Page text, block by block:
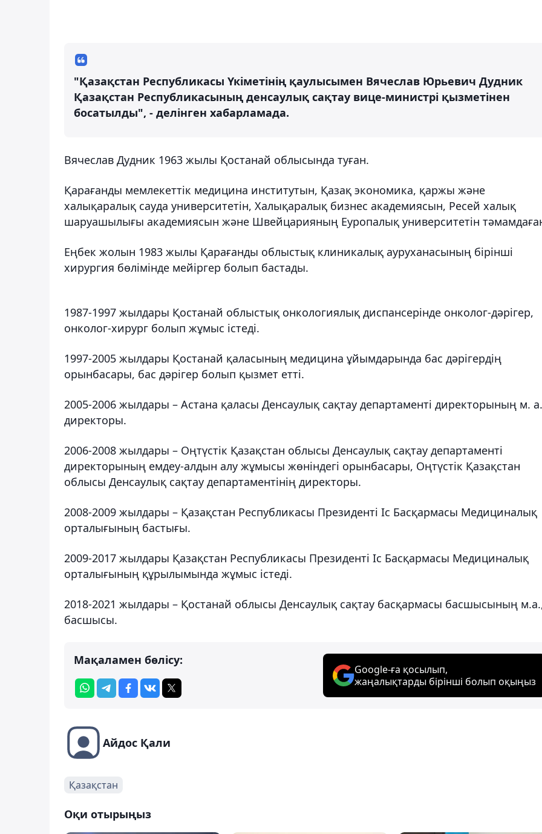
"Қазақстан Республикасы Үкіметінің қаулысымен Вячеслав Юрьевич Дудник
Қазақстан Республикасының денсаулық сақтау вице-министрі қызметінен
босатылды", - делінген хабарламада.
Вячеслав Дудник 1963 жылы Қостанай облысында туған.
Қарағанды мемлекеттік медицина институтын, Қазақ экономика, қаржы және
халықаралық сауда университетін, Халықаралық бизнес академиясын, Ресей халық
шаруашылығы академиясын және Швейцарияның Еуропалық университетін
Еңбек жолын 1983 жылы Қарағанды облыстық клиникалық ауруханасының бірінші
хирургия бөлімінде мейіргер болып бастады.
1987-1997 жылдары Қостанай облыстық онкологиялық диспансерінде онколог-дәрігер,
онколог-хирург болып жұмыс істеді.
1997-2005 жылдары Қостанай қаласының медицина ұйымдарында бас дәрігердің
орынбасары, бас дәрігер болып қызмет етті.
2005-2006 жылдары – Астана қаласы Денсаулық сақтау департаменті директорының м.
директоры.
2006-2008 жылдары – Оңтүстік Қазақстан облысы Денсаулық сақтау департаменті
директорының емдеу-алдын алу жұмысы жөніндегі орынбасары, Оңтүстік Қазақстан
облысы Денсаулық сақтау департаментінің директоры.
2008-2009 жылдары – Қазақстан Республикасы Президенті Іс Басқармасы Медициналық
орталығының бастығы.
2009-2017 жылдары Қазақстан Республикасы Президенті Іс Басқармасы Медициналық
орталығының құрылымында жұмыс істеді.
2018-2021 жылдары – Қостанай облысы Денсаулық сақтау басқармасы басшысының
басшысы.
Мақаламен бөлісу:
Google-ға қосылып,
жаңалықтарды бірінші болып оқыңыз
Айдос Қали
Қазақстан
Оқи отырыңыз